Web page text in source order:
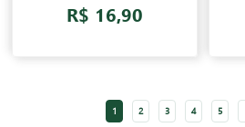
R$ 16,90
1 2 3 4 5